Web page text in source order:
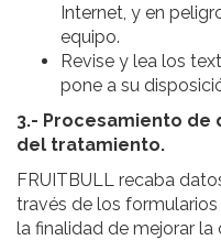
Internet, y en
equipo.
Revise y lea los
pone a su
3.- Procesamiento de
del tratamiento.
FRUITBULL recaba
través de los
la finalidad de mejorar